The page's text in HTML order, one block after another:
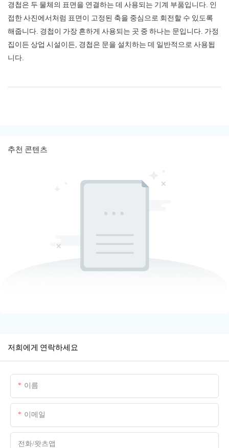
경첩은 두 물체의 표면을 연결하는 데 사용되는 기계 부품입니다. 인
접한 사진에서처럼 표면이 고정된 축을 중심으로 회전할 수 있도록
해줍니다. 경첩이 가장 흔하게 사용되는 곳 중 하나는 문입니다. 가정
집이든 상업 시설이든, 경첩은 문을 설치하는 데 일반적으로 사용됩
니다.
추천 콘텐츠
저희에게 연락하세요
이름
이메일
전화/왓츠앱